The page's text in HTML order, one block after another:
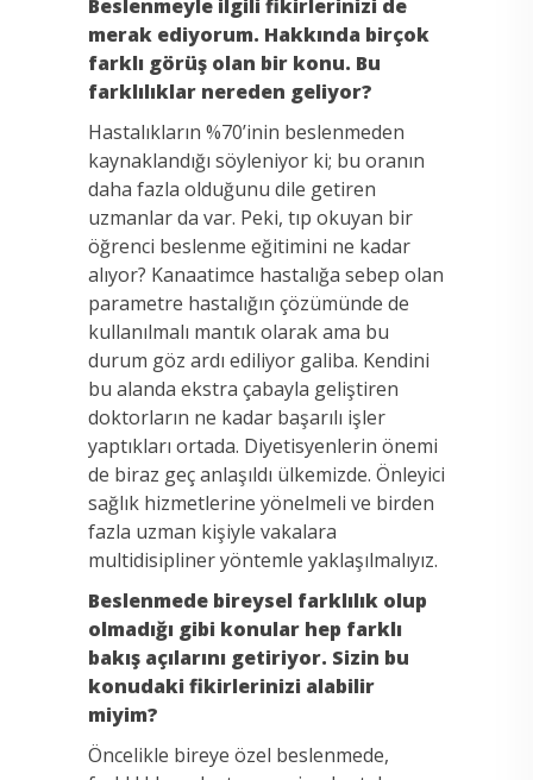
Beslenmeyle ilgili fikirlerinizi de
merak ediyorum. Hakkında birçok
farklı görüş olan bir konu. Bu
farklılıklar nereden geliyor?
Hastalıkların %70’inin beslenmeden
kaynaklandığı söyleniyor ki; bu oranın
daha fazla olduğunu dile getiren
uzmanlar da var. Peki, tıp okuyan bir
öğrenci beslenme eğitimini ne kadar
alıyor? Kanaatimce hastalığa sebep olan
parametre hastalığın çözümünde de
kullanılmalı mantık olarak ama bu
durum göz ardı ediliyor galiba. Kendini
bu alanda ekstra çabayla geliştiren
doktorların ne kadar başarılı işler
yaptıkları ortada. Diyetisyenlerin önemi
de biraz geç anlaşıldı ülkemizde. Önleyici
sağlık hizmetlerine yönelmeli ve birden
fazla uzman kişiyle vakalara
multidisipliner yöntemle yaklaşılmalıyız.
Beslenmede bireysel farklılık olup
olmadığı gibi konular hep farklı
bakış açılarını getiriyor. Sizin bu
konudaki fikirlerinizi alabilir
miyim?
Öncelikle bireye özel beslenmede,